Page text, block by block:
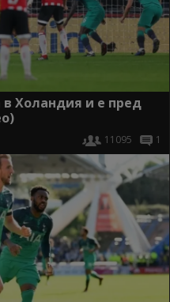
Холандия и е пред
11095 1